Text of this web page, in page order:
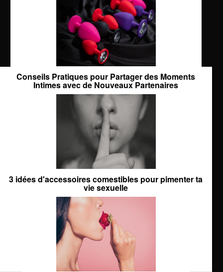
Conseils Pratiques pour Partager des Moments
Intimes avec de Nouveaux Partenaires
3 idées d'accessoires comestibles pour pimenter ta
vie sexuelle